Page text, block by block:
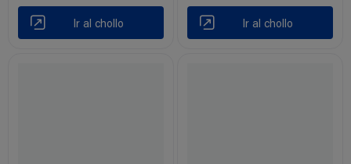
Ir al chollo Ir al chollo